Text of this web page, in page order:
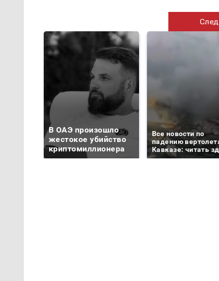
В ОАЭ произошло
жестокое убийство
криптомиллионера
Все новости по
падению
Кавказе: читать